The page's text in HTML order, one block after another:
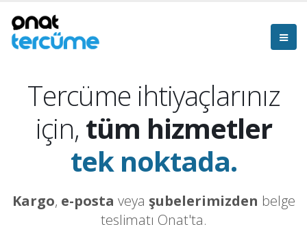
Tercüme ihtiyaçlarınız
için, tüm hizmetler
tek noktada.
Kargo, e-posta veya şubelerimizden belge
teslimatı Onat'ta.